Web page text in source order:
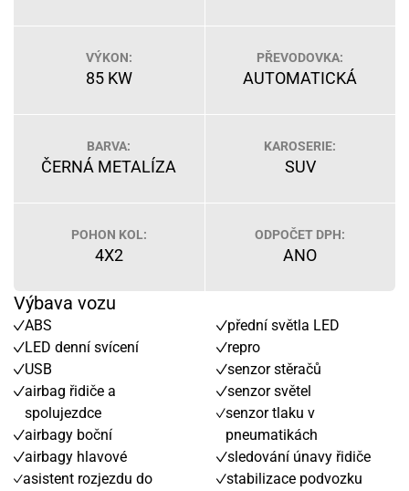
VÝKON:
85 KW
PŘEVODOVKA:
AUTOMATICKÁ
BARVA:
ČERNÁ METALÍZA
KAROSERIE:
SUV
POHON KOL:
4X2
ODPOČET DPH:
ANO
Výbava vozu
ABS
LED denní svícení
USB
airbag řidiče a
spolujezdce
airbagy boční
airbagy hlavové
asistent rozjezdu do
přední světla LED
repro
senzor stěračů
senzor světel
senzor tlaku v
pneumatikách
sledování únavy řidiče
stabilizace podvozku